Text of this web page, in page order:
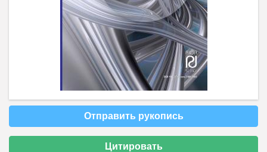
Отправить рукопись
Цитировать